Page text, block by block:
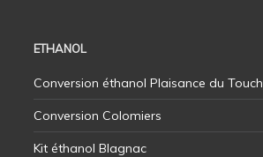
ETHANOL
Conversion éthanol Plaisance du Touch
Conversion Colomiers
Kit éthanol Blagnac